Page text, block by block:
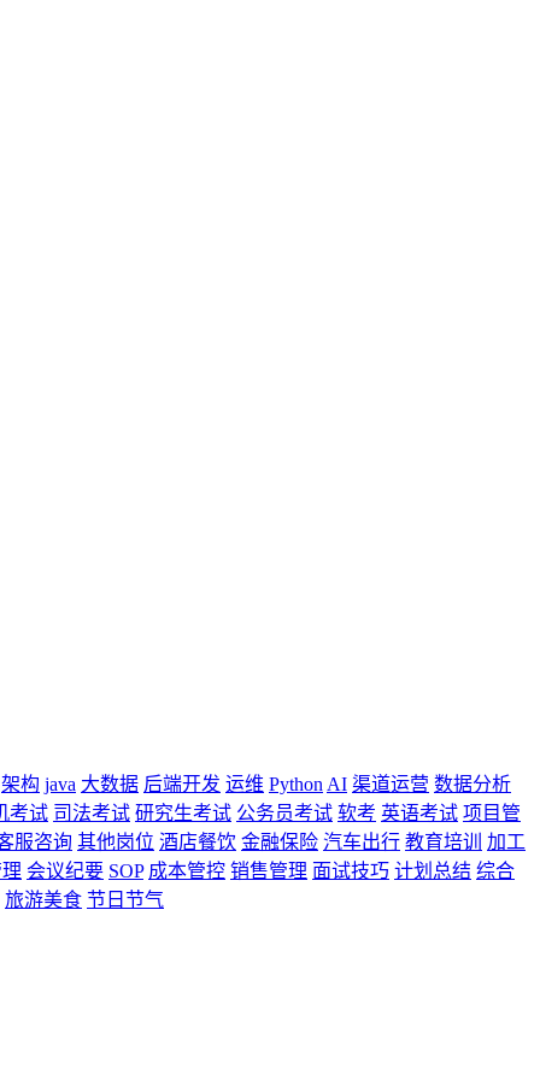
架构 java 大数据 后端开发 运维 Python AI 渠道运营 数据分析
考试 司法考试 研究生考试 公务员考试 软考 英语考试 项目管
服咨询 其他岗位 酒店餐饮 金融保险 汽车出行 教育培训
加工
会议纪要 SOP 成本管控 销售管理 面试技巧 计划总结 综合
旅游美食 节日节气